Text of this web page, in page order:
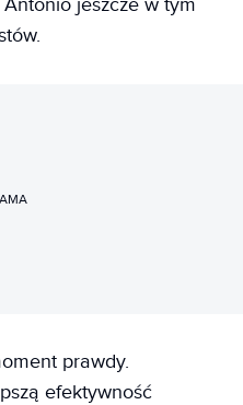
jeszcze w tym
prawdy.
efektywność